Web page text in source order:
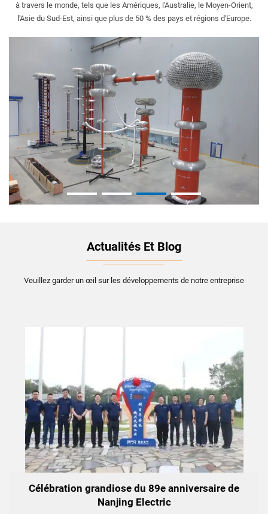
à travers le monde, tels que les Amériques, l'Australie, le Moyen-Orient,
l'Asie du Sud-Est, ainsi que plus de 50 % des pays et régions d'Europe.
Actualités Et Blog
Veuillez garder un œil sur les développements de notre entreprise
Célébration grandiose du 89e anniversaire de
Nanjing Electric